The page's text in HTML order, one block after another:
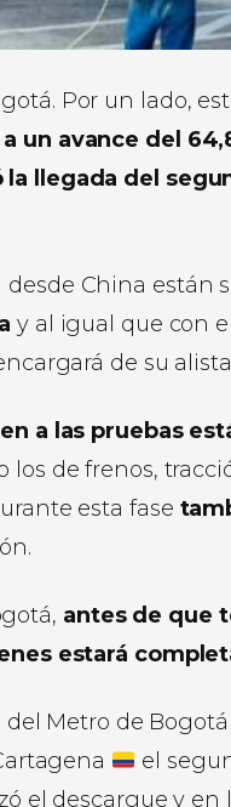
Por un lado,
un avance del
la llegada del
desde China están
y al igual que con
de su
a las pruebas
los de frenos,
esta fase
antes de que
estará
Metro de Bogotá
el
el descargue y